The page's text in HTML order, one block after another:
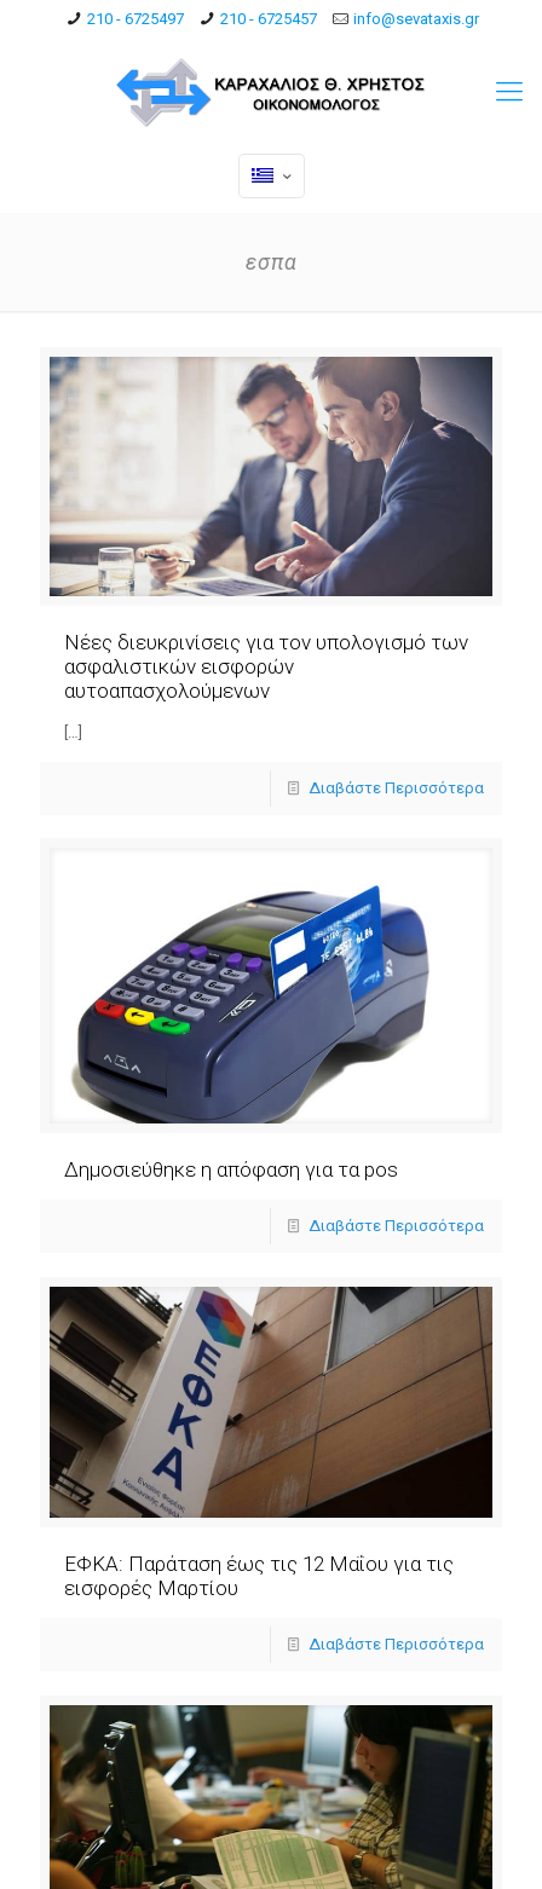
210 - 6725497 210 - 6725457 info@sevataxis.gr
εσπα
Νέες διευκρινίσεις για τον υπολογισμό των
ασφαλιστικών εισφορών
αυτοαπασχολούμενων
[…]
Διαβάστε Περισσότερα
Δημοσιεύθηκε η απόφαση για τα pos
Διαβάστε Περισσότερα
ΕΦΚΑ: Παράταση έως τις 12 Μαΐου για τις
εισφορές Μαρτίου
Διαβάστε Περισσότερα